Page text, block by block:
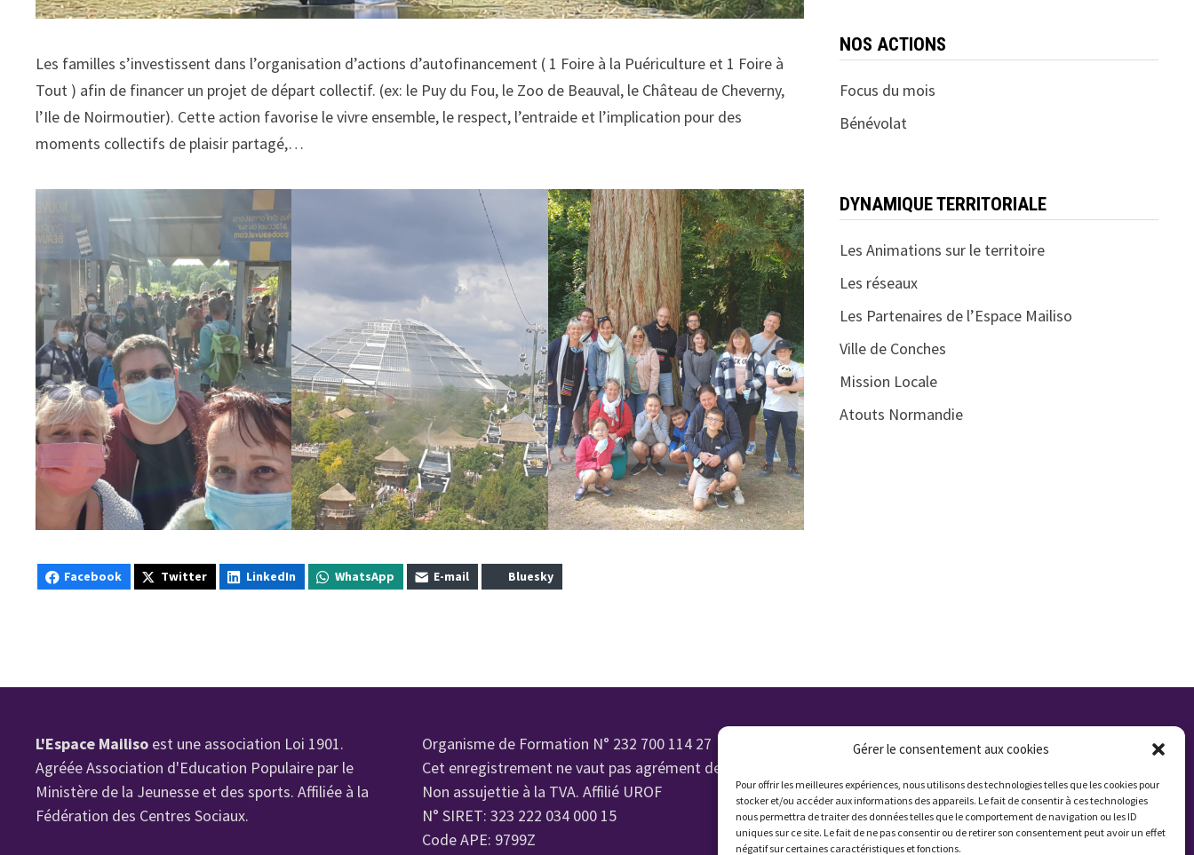
Gérer le consentement aux cookies
Pour offrir les meilleures expériences, nous utilisons des technologies telles que les cookies pour
stocker et/ou accéder aux informations des appareils. Le fait de consentir à ces technologies
nous permettra de traiter des données telles que le comportement de navigation ou les ID
uniques sur ce site. Le fait de ne pas consentir ou de retirer son consentement peut avoir un effet
négatif sur certaines caractéristiques et fonctions.
Les familles s’investissent dans l’organisation d’actions d’autofinancement ( 1 Foire à la Puériculture et 1 Foire à
Tout ) afin de financer un projet de départ collectif. (ex: le Puy du Fou, le Zoo de Beauval, le Château de Cheverny,
l’Ile de Noirmoutier). Cette action favorise le vivre ensemble, le respect, l’entraide et l’implication pour des
moments collectifs de plaisir partagé,…
Facebook Twitter LinkedIn WhatsApp E-mail Bluesky
NOS ACTIONS
Focus du mois
Bénévolat
DYNAMIQUE TERRITORIALE
Les Animations sur le territoire
Les réseaux
Les Partenaires de l’Espace Mailiso
Ville de Conches
Mission Locale
Atouts Normandie
L'Espace Mailiso est une association Loi 1901.
Agréée Association d'Education Populaire par le
Ministère de la Jeunesse et des sports. Affiliée à la
Fédération des Centres Sociaux.
Organisme de Formation N° 232 700 114 27
Cet enregistrement ne vaut pas agrément de l'état.
Non assujettie à la TVA. Affilié UROF
N° SIRET: 323 222 034 000 15
Code APE: 9799Z
Qui sommes nous ?
Contactez nous
Presse
Plan du site